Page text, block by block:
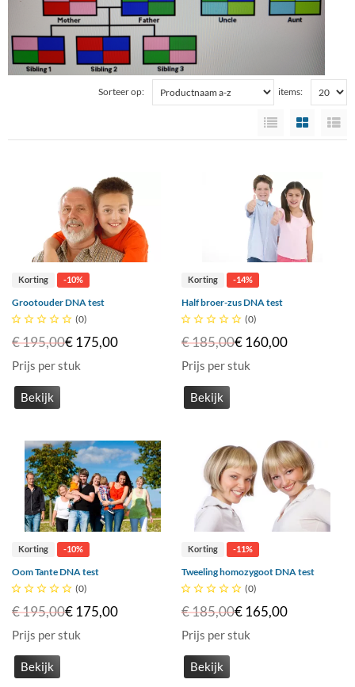
Sorteer op: items:
Korting -10%
Grootouder DNA test
     (0)
€ 195,00€ 175,00
Prijs per stuk
Bekijk
Korting -14%
Half broer-zus DNA test
     (0)
€ 185,00€ 160,00
Prijs per stuk
Bekijk
Korting -10%
Oom Tante DNA test
     (0)
€ 195,00€ 175,00
Prijs per stuk
Bekijk
Korting -11%
Tweeling homozygoot DNA test
     (0)
€ 185,00€ 165,00
Prijs per stuk
Bekijk